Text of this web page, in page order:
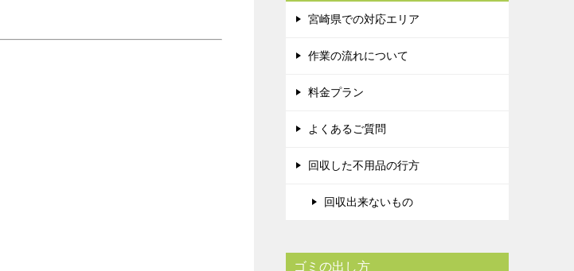
宮崎県での対応エリア
作業の流れについて
料金プラン
よくあるご質問
回収した不用品の行方
回収出来ないもの
ゴミの出し方